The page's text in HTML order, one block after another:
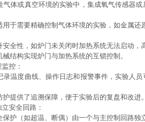
或真空环境的实验中，集成氧气传感器或
需要精确控制气体环境的实验，如金属还
性，如炉门未关闭时加热系统无法启动，
构实现炉门与加热系统的互锁控制。
控：
度曲线、操作日志和报警事件，实验人员
提供了追溯保障，便于实验后的复盘和改进
安全回路：
（如超温、断偶）由一个与主控制回路独